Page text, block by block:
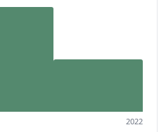
2022